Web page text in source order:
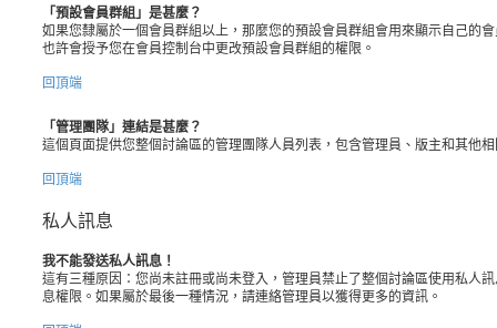
「預設會員群組」是甚麼？
如果您隸屬於一個會員群組以上，那麼您的預設會員群組會用來顯示自己的
也許會授予您在會員控制台中更改預設會員群組的權限。
回頂端
「管理團隊」連結是甚麼？
這個頁面提供您整個討論區的管理團隊人員列表，包含管理員、版主和其他
回頂端
私人訊息
我不能發送私人訊息！
這有三種原因：您尚未註冊或尚未登入，管理員禁止了整個討論區使用私人
息權限。如果屬於最後一種情況，請連絡管理員以獲得更多的資訊。